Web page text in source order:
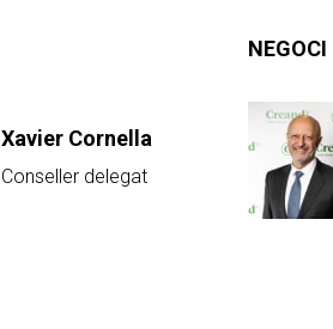
Xavier Cornella
Conseller delegat
NEGOCI